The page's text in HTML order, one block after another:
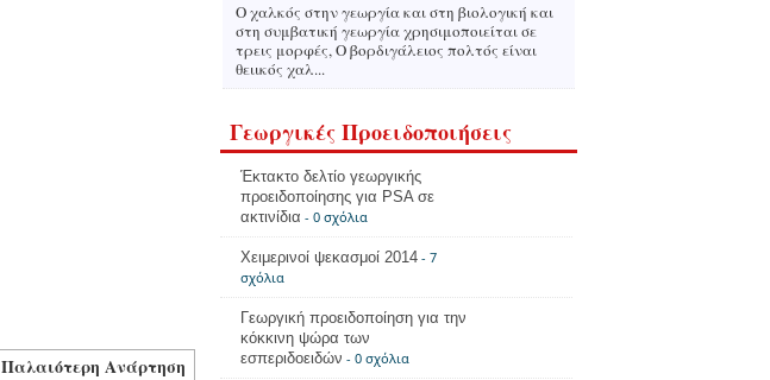
Παλαιότερη Ανάρτηση
Ο χαλκός στην γεωργία και στη βιολογική και
στη συμβατική γεωργία χρησιμοποιείται σε
τρεις μορφές, Ο βορδιγάλειος πολτός είναι
θειικός χαλ...
Γεωργικές Προειδοποιήσεις
Έκτακτο δελτίο γεωργικής
προειδοποίησης για PSA σε
ακτινίδια - 0 σχόλια
Χειμερινοί ψεκασμοί 2014 - 7
σχόλια
Γεωργική προειδοποίηση για την
κόκκινη ψώρα των
εσπεριδοειδών - 0 σχόλια